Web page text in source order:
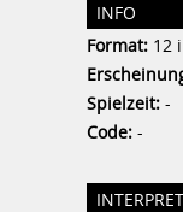
INFO
Format: 12
Spielzeit: -
Code: -